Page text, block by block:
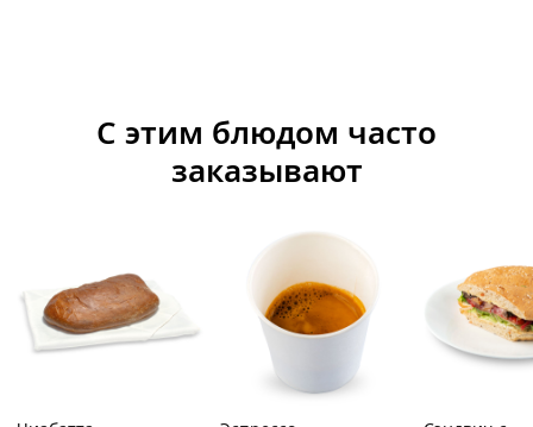
С этим блюдом часто
заказывают